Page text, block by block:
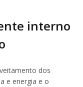
interno
dos
e energia e o